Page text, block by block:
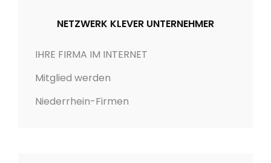
NETZWERK KLEVER UNTERNEHMER
IHRE FIRMA IM INTERNET
Mitglied werden
Niederrhein-Firmen